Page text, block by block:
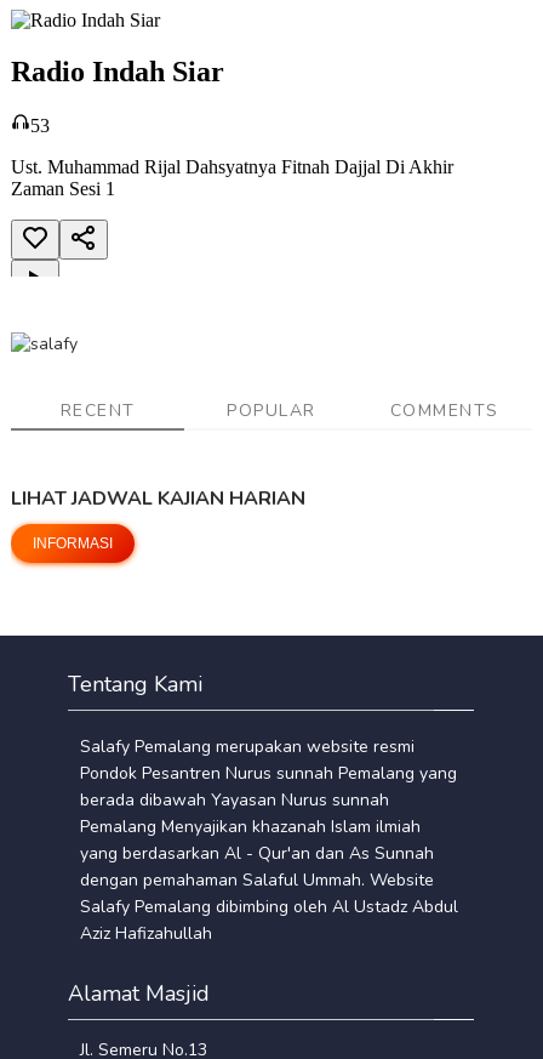
RECENT POPULAR COMMENTS
LIHAT JADWAL KAJIAN HARIAN
INFORMASI
Tentang Kami
Salafy Pemalang merupakan website resmi
Pondok Pesantren Nurus sunnah Pemalang yang
berada dibawah Yayasan Nurus sunnah
Pemalang Menyajikan khazanah Islam ilmiah
yang berdasarkan Al - Qur'an dan As Sunnah
dengan pemahaman Salaful Ummah. Website
Salafy Pemalang dibimbing oleh Al Ustadz Abdul
Aziz Hafizahullah
Alamat Masjid
Jl. Semeru No.13